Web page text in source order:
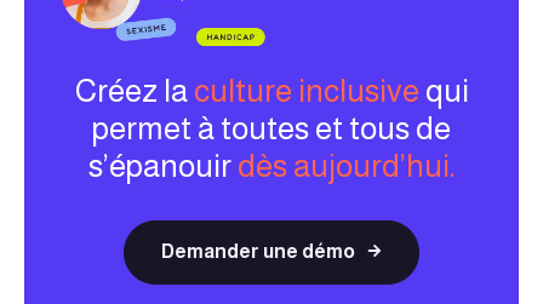
Créez la culture inclusive qui
permet à toutes et tous de
s’épanouir dès aujourd’hui.
Demander une démo